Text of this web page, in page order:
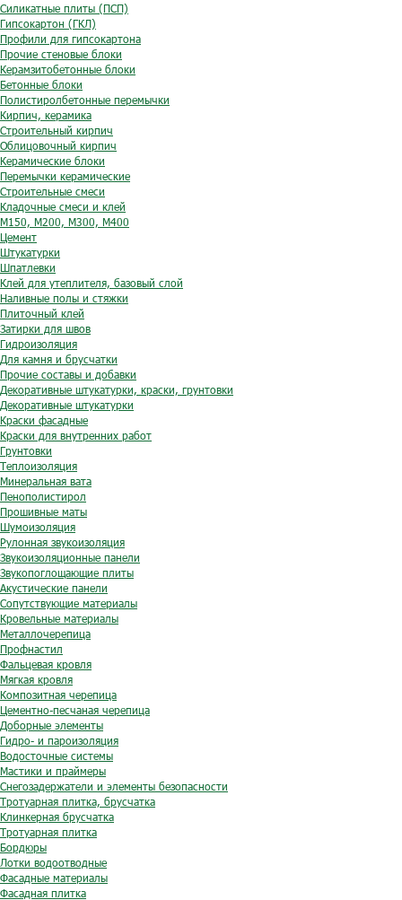
Силикатные плиты (ПСП)
Гипсокартон (ГКЛ)
Профили для гипсокартона
Прочие стеновые блоки
Керамзитобетонные блоки
Бетонные блоки
Полистиролбетонные перемычки
Кирпич, керамика
Строительный кирпич
Облицовочный кирпич
Керамические блоки
Перемычки керамические
Строительные смеси
Кладочные смеси и клей
М150, М200, М300, М400
Цемент
Штукатурки
Шпатлевки
Клей для утеплителя, базовый слой
Наливные полы и стяжки
Плиточный клей
Затирки для швов
Гидроизоляция
Для камня и брусчатки
Прочие составы и добавки
Декоративные штукатурки, краски, грунтовки
Декоративные штукатурки
Краски фасадные
Краски для внутренних работ
Грунтовки
Теплоизоляция
Минеральная вата
Пенополистирол
Прошивные маты
Шумоизоляция
Рулонная звукоизоляция
Звукоизоляционные панели
Звукопоглощающие плиты
Акустические панели
Сопутствующие материалы
Кровельные материалы
Металлочерепица
Профнастил
Фальцевая кровля
Мягкая кровля
Композитная черепица
Цементно-песчаная черепица
Доборные элементы
Гидро- и пароизоляция
Водосточные системы
Мастики и праймеры
Снегозадержатели и элементы безопасности
Тротуарная плитка, брусчатка
Клинкерная брусчатка
Тротуарная плитка
Бордюры
Лотки водоотводные
Фасадные материалы
Фасадная плитка